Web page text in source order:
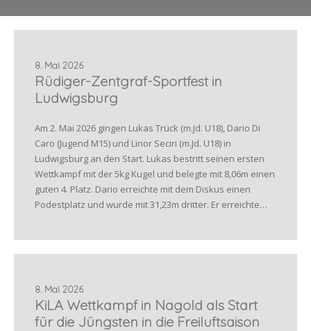
8. Mai 2026
Rüdiger-Zentgraf-Sportfest in
Ludwigsburg
Am 2. Mai 2026 gingen Lukas Trück (m.Jd. U18), Dario Di
Caro (Jugend M15) und Linor Seciri (m.Jd. U18) in
Ludwigsburg an den Start. Lukas bestritt seinen ersten
Wettkampf mit der 5kg Kugel und belegte mit 8,06m einen
guten 4. Platz. Dario erreichte mit dem Diskus einen
Podestplatz und wurde mit 31,23m dritter. Er erreichte…
8. Mai 2026
KiLA Wettkampf in Nagold als Start
für die Jüngsten in die Freiluftsaison